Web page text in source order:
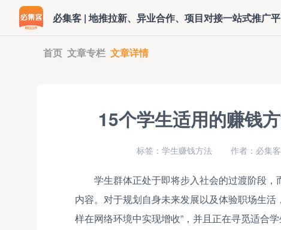
必集客 | 地推拉新、异业合作、项目对接一站式推广
首页 文章专栏 文章详情
15个学生适用的赚钱
标签：学生赚钱方法 作者：必集
学生群体正处于即将步入社会的过渡阶段
内容。对于规划自身未来发展以及体验职场生
样在网络环境中实现增收”，并且正在寻觅适合